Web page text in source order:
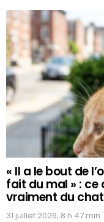
« Il a le bout de
fait du mal » :
vraiment du
31 juillet 2026, 8 h 47 min